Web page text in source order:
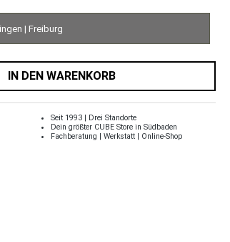
| Freiburg
IN DEN WARENKORB
Seit 1993 | Drei Standorte
Dein größter CUBE Store in Südbaden
Fachberatung | Werkstatt | Online-Shop